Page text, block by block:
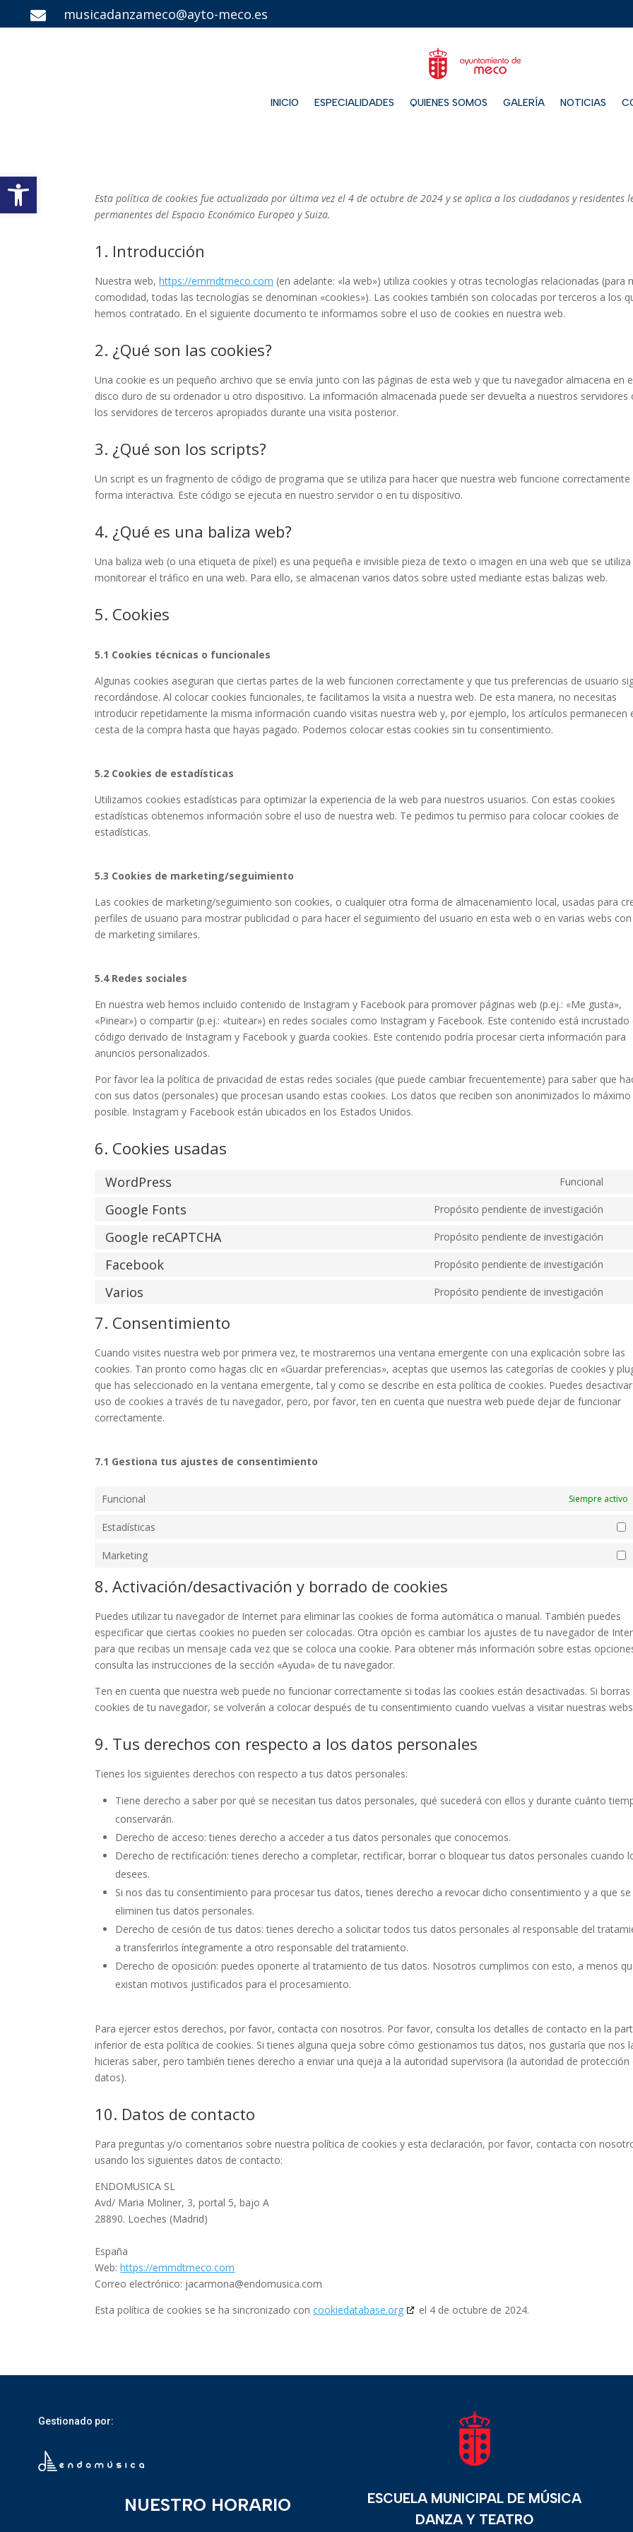
Abrir barra de herramientas
 musicadanzameco@ayto-meco.es
INICIO ESPECIALIDADES QUIENES SOMOS GALERÍA NOTICIAS
Esta política de cookies fue actualizada por última vez el 4 de octubre de 2024 y se aplica a los ciudadanos y residentes
permanentes del Espacio Económico Europeo y Suiza.
1. Introducción
Nuestra web,https://emmdtmeco.com (en adelante: «la web») utiliza cookies y otras tecnologías relacionadas (para
comodidad, todas las tecnologías se denominan «cookies»). Las cookies también son colocadas por terceros a los
hemos contratado. En el siguiente documento te informamos sobre el uso de cookies en nuestra web.
2. ¿Qué son las cookies?
Una cookie es un pequeño archivo que se envía junto con las páginas de esta web y que tu navegador almacena en
disco duro de su ordenador u otro dispositivo. La información almacenada puede ser devuelta a nuestros servidores
los servidores de terceros apropiados durante una visita posterior.
3. ¿Qué son los scripts?
Un script es un fragmento de código de programa que se utiliza para hacer que nuestra web funcione correctamente
forma interactiva. Este código se ejecuta en nuestro servidor o en tu dispositivo.
4. ¿Qué es una baliza web?
Una baliza web (o una etiqueta de píxel) es una pequeña e invisible pieza de texto o imagen en una web que se utiliza
monitorear el tráfico en una web. Para ello, se almacenan varios datos sobre usted mediante estas balizas web.
5. Cookies
5.1 Cookies técnicas o funcionales
Algunas cookies aseguran que ciertas partes de la web funcionen correctamente y que tus preferencias de usuario
recordándose. Al colocar cookies funcionales, te facilitamos la visita a nuestra web. De esta manera, no necesitas
introducir repetidamente la misma información cuando visitas nuestra web y, por ejemplo, los artículos permanecen
cesta de la compra hasta que hayas pagado. Podemos colocar estas cookies sin tu consentimiento.
5.2 Cookies de estadísticas
Utilizamos cookies estadísticas para optimizar la experiencia de la web para nuestros usuarios. Con estas cookies
estadísticas obtenemos información sobre el uso de nuestra web. Te pedimos tu permiso para colocar cookies de
estadísticas.
5.3 Cookies de marketing/seguimiento
Las cookies de marketing/seguimiento son cookies, o cualquier otra forma de almacenamiento local, usadas para
perfiles de usuario para mostrar publicidad o para hacer el seguimiento del usuario en esta web o en varias webs
de marketing similares.
5.4 Redes sociales
En nuestra web hemos incluido contenido de Instagram y Facebook para promover páginas web (p.ej.: «Me gusta»,
«Pinear») o compartir (p.ej.: «tuitear») en redes sociales como Instagram y Facebook. Este contenido está incrustado
código derivado de Instagram y Facebook y guarda cookies. Este contenido podría procesar cierta información para
anuncios personalizados.
Por favor lea la política de privacidad de estas redes sociales (que puede cambiar frecuentemente) para saber que
con sus datos (personales) que procesan usando estas cookies. Los datos que reciben son anonimizados lo máximo
posible. Instagram y Facebook están ubicados en los Estados Unidos.
6. Cookies usadas
WordPress Funcional
Google Fonts Propósito pendiente de investigación
Google reCAPTCHA Propósito pendiente de investigación
Facebook Propósito pendiente de investigación
Varios Propósito pendiente de investigación
7. Consentimiento
Cuando visites nuestra web por primera vez, te mostraremos una ventana emergente con una explicación sobre las
cookies. Tan pronto como hagas clic en «Guardar preferencias», aceptas que usemos las categorías de cookies y
que has seleccionado en la ventana emergente, tal y como se describe en esta política de cookies. Puedes
uso de cookies a través de tu navegador, pero, por favor, ten en cuenta que nuestra web puede dejar de funcionar
correctamente.
7.1 Gestiona tus ajustes de consentimiento
Funcional Siempre activo
Estadísticas
Marketing
8. Activación/desactivación y borrado de cookies
Puedes utilizar tu navegador de Internet para eliminar las cookies de forma automática o manual. También puedes
especificar que ciertas cookies no pueden ser colocadas. Otra opción es cambiar los ajustes de tu navegador de
para que recibas un mensaje cada vez que se coloca una cookie. Para obtener más información sobre estas
consulta las instrucciones de la sección «Ayuda» de tu navegador.
Ten en cuenta que nuestra web puede no funcionar correctamente si todas las cookies están desactivadas. Si borras
cookies de tu navegador, se volverán a colocar después de tu consentimiento cuando vuelvas a visitar nuestras
9. Tus derechos con respecto a los datos personales
Tienes los siguientes derechos con respecto a tus datos personales:
Tiene derecho a saber por qué se necesitan tus datos personales, qué sucederá con ellos y durante cuánto
conservarán.
Derecho de acceso: tienes derecho a acceder a tus datos personales que conocemos.
Derecho de rectificación: tienes derecho a completar, rectificar, borrar o bloquear tus datos personales cuando
desees.
Si nos das tu consentimiento para procesar tus datos, tienes derecho a revocar dicho consentimiento y a que se
eliminen tus datos personales.
Derecho de cesión de tus datos: tienes derecho a solicitar todos tus datos personales al responsable del
a transferirlos íntegramente a otro responsable del tratamiento.
Derecho de oposición: puedes oponerte al tratamiento de tus datos. Nosotros cumplimos con esto, a menos
existan motivos justificados para el procesamiento.
Para ejercer estos derechos, por favor, contacta con nosotros. Por favor, consulta los detalles de contacto en la
inferior de esta política de cookies. Si tienes alguna queja sobre cómo gestionamos tus datos, nos gustaría que nos
hicieras saber, pero también tienes derecho a enviar una queja a la autoridad supervisora (la autoridad de protección
datos).
10. Datos de contacto
Para preguntas y/o comentarios sobre nuestra política de cookies y esta declaración, por favor, contacta con
usando los siguientes datos de contacto:
ENDOMUSICA SL
Avd/ Maria Moliner, 3, portal 5, bajo A
28890. Loeches (Madrid)
España
Web:https://emmdtmeco.com
Correo electrónico: jacarmona@endomusica.com
Esta política de cookies se ha sincronizado concookiedatabase.org el 4 de octubre de 2024.
Gestionado por:
NUESTRO HORARIO
ESCUELA MUNICIPAL DE MÚSICA
DANZA Y TEATRO